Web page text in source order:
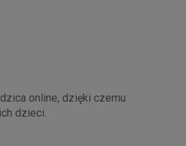
online, dzięki czemu
dzieci.